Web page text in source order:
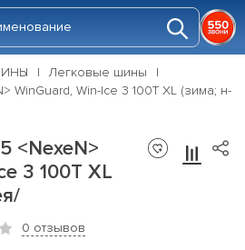
Легковые шины
WinGuard, Win-Ice 3 100T XL (зима; н-
<NexeN>
3 100T XL
0 отзывов